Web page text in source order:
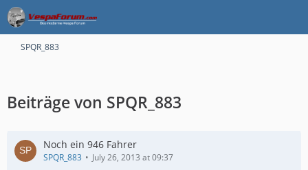
SPQR_883
Beiträge von SPQR_883
Noch ein 946 Fahrer
SPQR_883 July 26, 2013 at 09:37